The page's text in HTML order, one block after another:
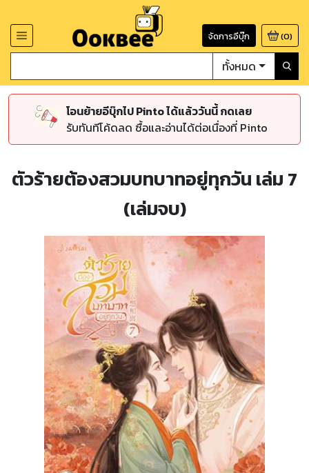
จัดการอีบุ๊ก (0)
ทั้งหมด
โอนย้ายอีบุ๊กไป Pinto ได้แล้ววันนี้ กดเลย
รับทันทีโค้ดลด ซื้อและอ่านได้ต่อเนื่องที่ Pinto
ตัวร้ายต้องสวมบทบาทอยู่ทุกวัน เล่ม 7
(เล่มจบ)